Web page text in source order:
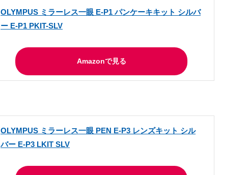
OLYMPUS ミラーレス一眼 E-P1 パンケーキキット シルバ
ー E-P1 PKIT-SLV
Amazonで見る
OLYMPUS ミラーレス一眼 PEN E-P3 レンズキット シル
バー E-P3 LKIT SLV